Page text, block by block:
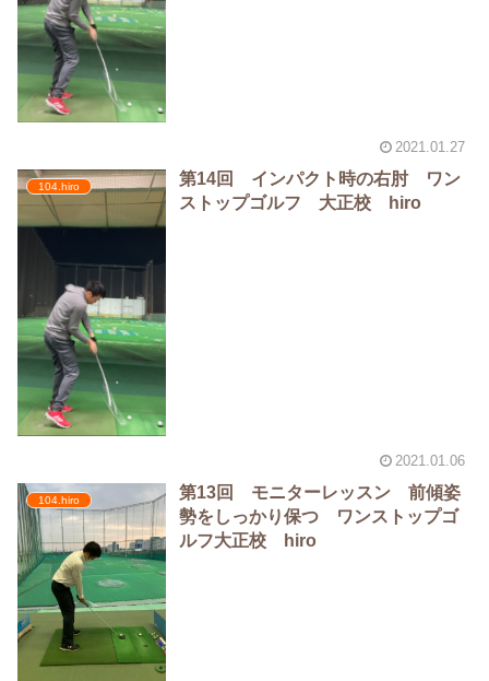
2021.01.27
104.hiro
第14回 インパクト時の右肘 ワン
ストップゴルフ 大正校 hiro
2021.01.06
104.hiro
第13回 モニターレッスン 前傾姿
勢をしっかり保つ ワンストップゴ
ルフ大正校 hiro